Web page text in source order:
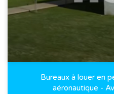
Bureaux à louer en
aéronautique -